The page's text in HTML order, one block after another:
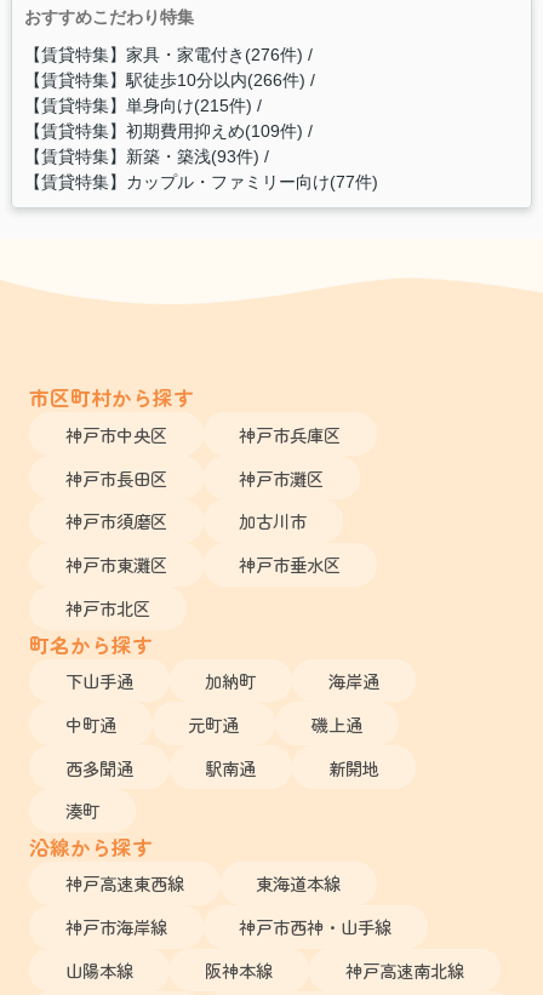
おすすめこだわり特集
【賃貸特集】家具・家電付き(276件)
【賃貸特集】駅徒歩10分以内(266件)
【賃貸特集】単身向け(215件)
【賃貸特集】初期費用抑えめ(109件)
【賃貸特集】新築・築浅(93件)
【賃貸特集】カップル・ファミリー向け(77件)
市区町村から探す
神戸市中央区
神戸市兵庫区
神戸市長田区
神戸市灘区
神戸市須磨区
加古川市
神戸市東灘区
神戸市垂水区
神戸市北区
町名から探す
下山手通 加納町
海岸通
中町通
元町通
磯上通
西多聞通
駅南通
新開地
湊町
沿線から探す
神戸高速東西線
東海道本線
神戸市海岸線
神戸市西神・山手線
山陽本線
阪神本線
神戸高速南北線